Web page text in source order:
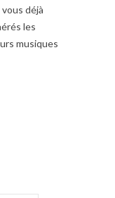
déjà
les
musiques